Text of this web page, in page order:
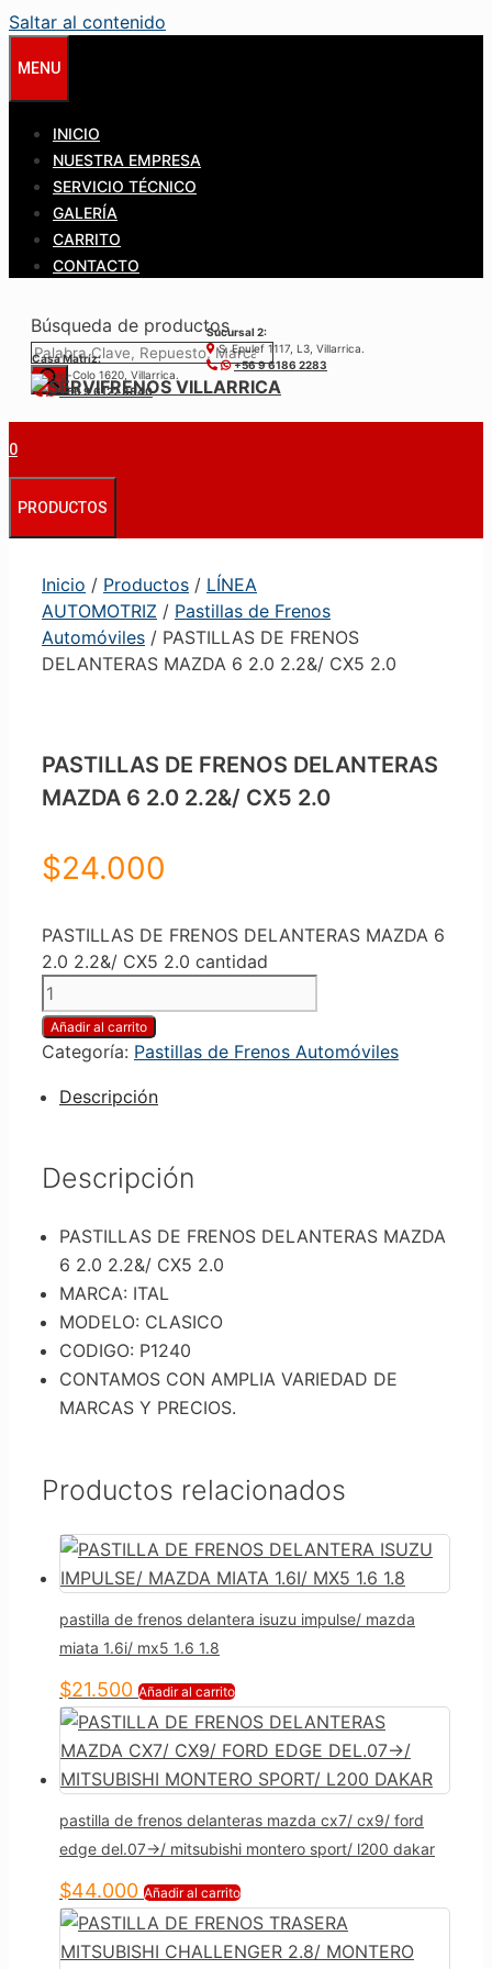
Saltar al contenido
MENU
INICIO
NUESTRA EMPRESA
SERVICIO TÉCNICO
GALERÍA
CARRITO
CONTACTO
Búsqueda de productos
Casa Matríz:
Colo-Colo 1620, Villarrica.
+56 9 6122 3840
Sucursal 2:
S. Epulef 1117, L3, Villarrica.
+56 9 6186 2283
0
PRODUCTOS
Inicio / Productos / LÍNEA
AUTOMOTRIZ / Pastillas de Frenos
Automóviles / PASTILLAS DE FRENOS
DELANTERAS MAZDA 6 2.0 2.2&/ CX5 2.0
PASTILLAS DE FRENOS DELANTERAS
MAZDA 6 2.0 2.2&/ CX5 2.0
$24.000
PASTILLAS DE FRENOS DELANTERAS MAZDA 6
2.0 2.2&/ CX5 2.0 cantidad
Añadir al carrito
Categoría: Pastillas de Frenos Automóviles
Descripción
Descripción
PASTILLAS DE FRENOS DELANTERAS MAZDA
6 2.0 2.2&/ CX5 2.0
MARCA: ITAL
MODELO: CLASICO
CODIGO: P1240
CONTAMOS CON AMPLIA VARIEDAD DE
MARCAS Y PRECIOS.
Productos relacionados
pastilla de frenos delantera isuzu impulse/ mazda
miata 1.6i/ mx5 1.6 1.8
$21.500 Añadir al carrito
pastilla de frenos delanteras mazda cx7/ cx9/ ford
edge del.07->/ mitsubishi montero sport/ l200 dakar
$44.000 Añadir al carrito